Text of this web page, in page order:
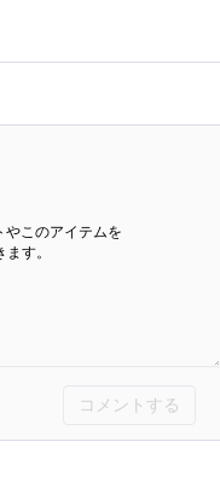
やこのアイテムを
す。
コメントする